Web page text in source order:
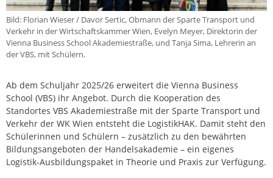
Bild: Florian Wieser / Davor Sertic, Obmann der Sparte Transport und
Verkehr in der Wirtschaftskammer Wien, Evelyn Meyer, Direktorin der
Vienna Business School Akademiestraße, und Tanja Sima, Lehrerin an
der VBS, mit Schülern.
Ab dem Schuljahr 2025/26 erweitert die Vienna Business
School (VBS) ihr Angebot. Durch die Kooperation des
Standortes VBS Akademiestraße mit der Sparte Transport und
Verkehr der WK Wien entsteht die LogistikHAK. Damit steht den
Schülerinnen und Schülern – zusätzlich zu den bewährten
Bildungsangeboten der Handelsakademie – ein eigenes
Logistik-Ausbildungspaket in Theorie und Praxis zur Verfügung.